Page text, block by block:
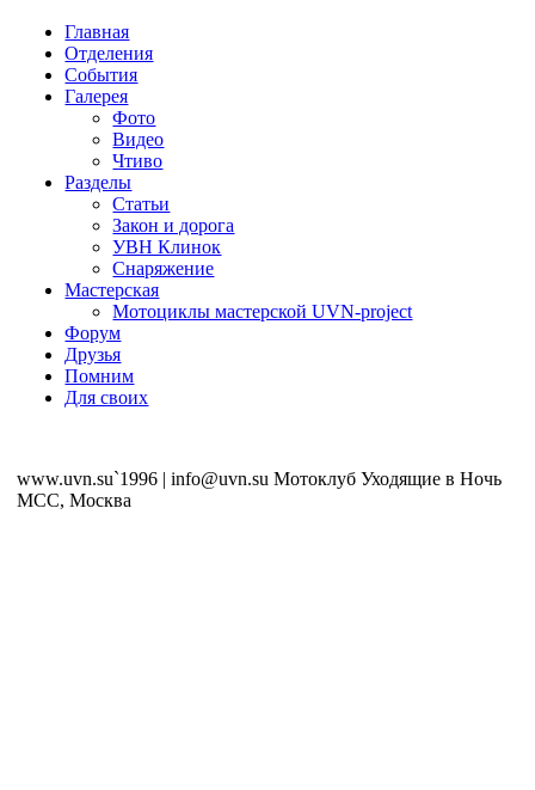
Главная
Отделения
События
Галерея
Фото
Видео
Чтиво
Разделы
Статьи
Закон и дорога
УВН Клинок
Снаряжение
Мастерская
Мотоциклы мастерской UVN-project
Форум
Друзья
Помним
Для своих
www.uvn.su`1996 | info@uvn.su Мотоклуб Уходящие в Ночь
MCC, Москва